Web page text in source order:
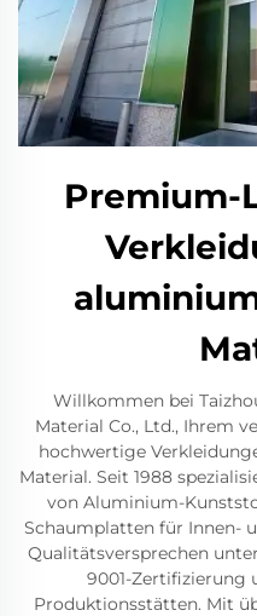
Premium-
Willkommen bei
Material Co., Ltd., Ihrem
hochwertige
Material. Seit 1988
von Aluminium-
Schaumplatten für Innen-
Qualitätsversprechen
9001-Zertifizierung
Produktionsstätten. Mit